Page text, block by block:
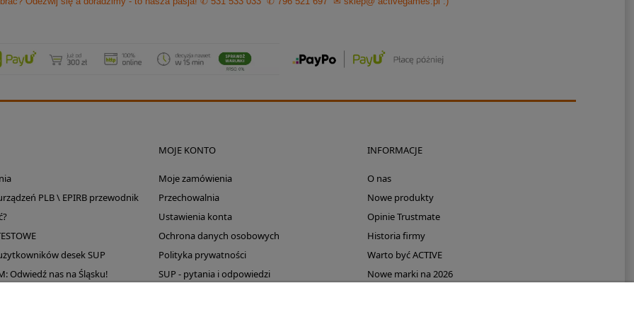
PLB \ EPIRB przewodnik
desek SUP
Odwiedź nas na Śląsku!
MOJE KONTO
Moje zamówienia
Przechowalnia
Ustawienia konta
Ochrona danych osobowych
Polityka prywatności
SUP - pytania i odpowiedzi
INFORMACJE
O nas
Nowe produkty
Opinie Trustmate
Historia firmy
Warto być ACTIVE
Nowe marki na 2026